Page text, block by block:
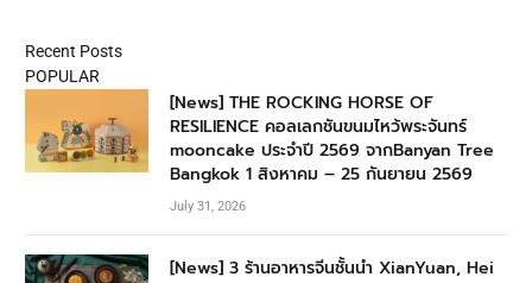
Recent Posts
POPULAR
[News] THE ROCKING HORSE OF
RESILIENCE คอลเลกชันขนมไหว้พระจันทร์
mooncake ประจำปี 2569 จากBanyan Tree
Bangkok 1 สิงหาคม – 25 กันยายน 2569
July 31, 2026
[News] 3 ร้านอาหารจีนชั้นนำ XianYuan, Hei